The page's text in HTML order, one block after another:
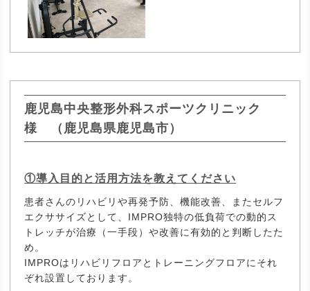
鹿児島中央整形外科スポーツクリニック
様 （鹿児島県鹿児島市）
①導入目的と活用方法を教えてください
患者さんのリハビリや再発予防、機能改善、またセルフ
エクササイズとして、IMPRO独特の低負荷での動的ス
トレッチが治療（一手段）や改善に有効的と判断したた
め。
IMPROはリハビリフロアとトレーニングフロアにそれ
ぞれ設置しております。